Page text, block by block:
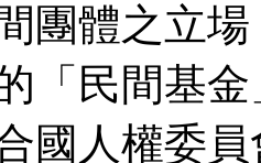
體之立場
「民間基
國人權委員